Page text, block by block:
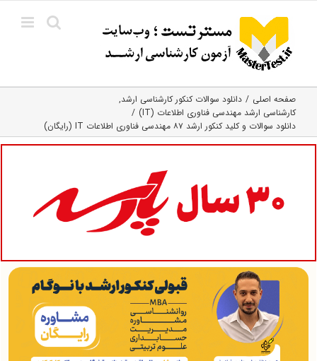
content
صفحه اصلی
دانلود سوالات کنکور کارشناسی ارشد
کارشناسی ارشد مهندسی فناوری اطلاعات (IT)
دانلود سوالات و کلید کنکور ارشد ۸۷ مهندسی فناوری اطلاعات IT (رایگان)